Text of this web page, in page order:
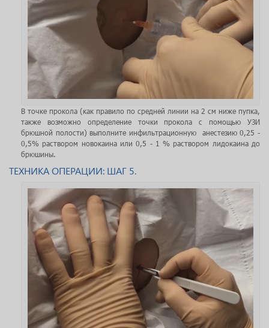
В точке прокола (как правило по средней линии на 2 см ниже пуп­ка,
также возможно определение точки прокола с помощью УЗИ
брюшной полости) выполните инфильтрационную анестезию 0,25 -
0,5% раствором новокаина или 0,5 - 1 % раствором лидокаина до
брюшины.
ТЕХНИКА ОПЕРАЦИИ: ШАГ 5.